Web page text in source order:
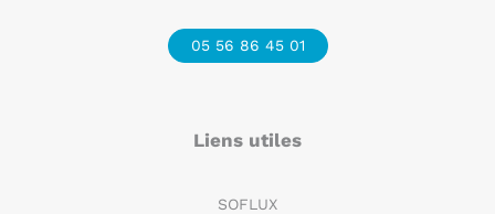
05 56 86 45 01
Liens utiles
SOFLUX